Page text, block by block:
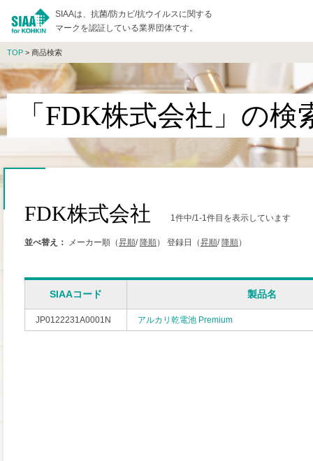
SIAAは、抗菌/防カビ/抗ウイルスに関する
マークを認証している業界団体です。
TOP > 商品検索
「FDK株式会社」の検
FDK株式会社 1件中/1-1件目を表示しています
並べ替え： メーカー順（昇順/ 降順） 登録日（昇順/ 降順）
SIAAコード 製品名
JP0122231A0001N アルカリ乾電池 Premium